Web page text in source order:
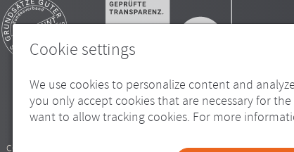
COOKIE-EINSTELLUNGEN © REDPEAR
Cookie settings
We use cookies to personalize content and
you only accept cookies that are necessary for
want to allow tracking cookies. For more